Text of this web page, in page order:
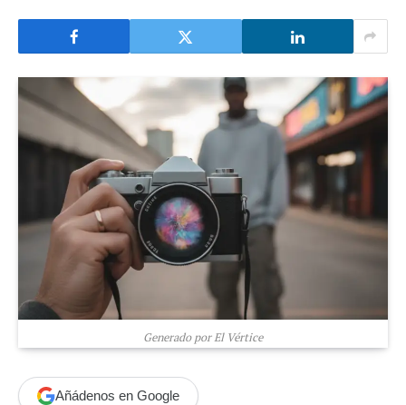
Generado por El Vértice
Añádenos en Google